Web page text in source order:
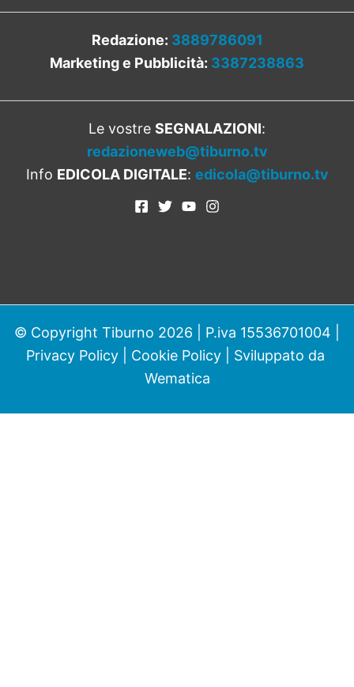
Redazione: 3889786091
Marketing e Pubblicità: 3387238863
Le vostre SEGNALAZIONI:
redazioneweb@tiburno.tv
Info EDICOLA DIGITALE: edicola@tiburno.tv
© Copyright Tiburno 2026 | P.iva 15536701004 |
Privacy Policy| Cookie Policy| Sviluppato da
Wematica